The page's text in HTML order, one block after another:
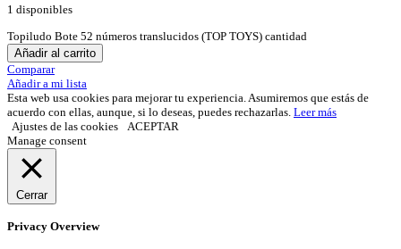
1 disponibles
Topiludo Bote 52 números translucidos (TOP TOYS) cantidad
Añadir al carrito
Comparar
Añadir a mi lista
Esta web usa cookies para mejorar tu experiencia. Asumiremos que estás de
acuerdo con ellas, aunque, si lo deseas, puedes rechazarlas. Leer más
Ajustes de las cookies
ACEPTAR
Manage consent
Cerrar
Privacy Overview